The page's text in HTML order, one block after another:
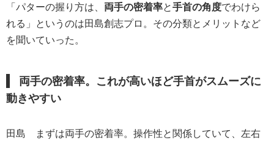
「パターの握り方は、 両手の密着率と手首の角度でわけら
れる」というのは田島創志プロ。その分類とメリットなど
を聞いていった。
両手の密着率。これが高いほど手首がスムーズに
動きやすい
田島 まずは両手の密着率。操作性と関係していて、左右